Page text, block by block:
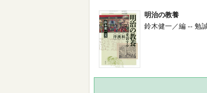
明治の教養
鈴木健一／編 -- 勉